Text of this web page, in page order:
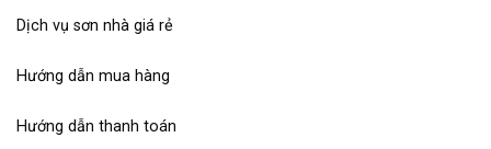
Dịch vụ sơn nhà giá rẻ
Hướng dẫn mua hàng
Hướng dẫn thanh toán